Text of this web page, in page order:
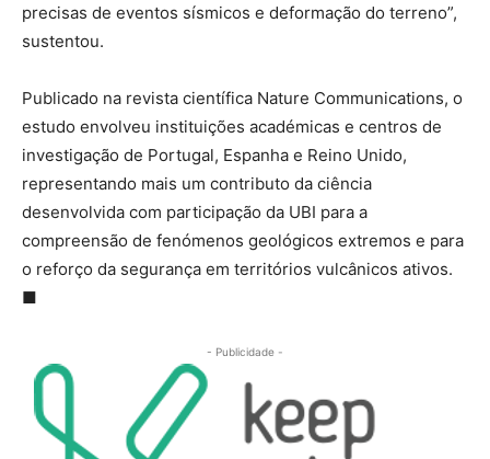
precisas de eventos sísmicos e deformação do terreno”,
sustentou.
Publicado na revista científica Nature Communications, o
estudo envolveu instituições académicas e centros de
investigação de Portugal, Espanha e Reino Unido,
representando mais um contributo da ciência
desenvolvida com participação da UBI para a
compreensão de fenómenos geológicos extremos e para
o reforço da segurança em territórios vulcânicos ativos.
■
- Publicidade -